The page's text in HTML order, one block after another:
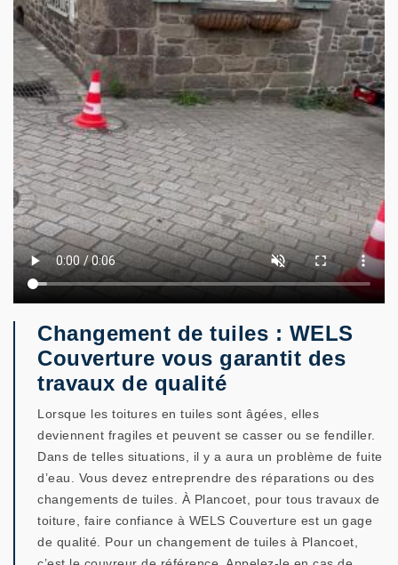
Changement de tuiles : WELS
Couverture vous garantit des
travaux de qualité
Lorsque les toitures en tuiles sont âgées, elles
deviennent fragiles et peuvent se casser ou se fendiller.
Dans de telles situations, il y a aura un problème de fuite
d’eau. Vous devez entreprendre des réparations ou des
changements de tuiles. À Plancoet, pour tous travaux de
toiture, faire confiance à WELS Couverture est un gage
de qualité. Pour un changement de tuiles à Plancoet,